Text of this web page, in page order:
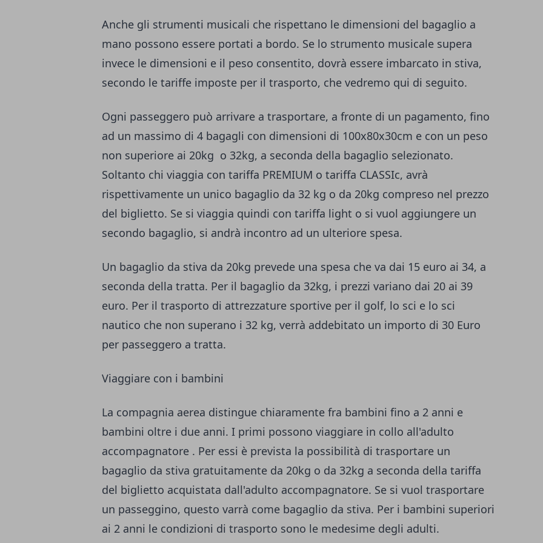
Anche gli strumenti musicali che rispettano le dimensioni del bagaglio a
mano possono essere portati a bordo. Se lo strumento musicale supera
invece le dimensioni e il peso consentito, dovrà essere imbarcato in stiva,
secondo le tariffe imposte per il trasporto, che vedremo qui di seguito.
Ogni passeggero può arrivare a trasportare, a fronte di un pagamento, fino
ad un massimo di 4 bagagli con dimensioni di 100x80x30cm e con un peso
non superiore ai 20kg o 32kg, a seconda della bagaglio selezionato.
Soltanto chi viaggia con tariffa PREMIUM o tariffa CLASSIc, avrà
rispettivamente un unico bagaglio da 32 kg o da 20kg compreso nel prezzo
del biglietto. Se si viaggia quindi con tariffa light o si vuol aggiungere un
secondo bagaglio, si andrà incontro ad un ulteriore spesa.
Un bagaglio da stiva da 20kg prevede una spesa che va dai 15 euro ai 34, a
seconda della tratta. Per il bagaglio da 32kg, i prezzi variano dai 20 ai 39
euro. Per il trasporto di attrezzature sportive per il golf, lo sci e lo sci
nautico che non superano i 32 kg, verrà addebitato un importo di 30 Euro
per passeggero a tratta.
Viaggiare con i bambini
La compagnia aerea distingue chiaramente fra bambini fino a 2 anni e
bambini oltre i due anni. I primi possono viaggiare in collo all'adulto
accompagnatore . Per essi è prevista la possibilità di trasportare un
bagaglio da stiva gratuitamente da 20kg o da 32kg a seconda della tariffa
del biglietto acquistata dall'adulto accompagnatore. Se si vuol trasportare
un passeggino, questo varrà come bagaglio da stiva. Per i bambini superiori
ai 2 anni le condizioni di trasporto sono le medesime degli adulti.